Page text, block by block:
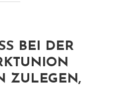
BEI DER
ZULEGEN,